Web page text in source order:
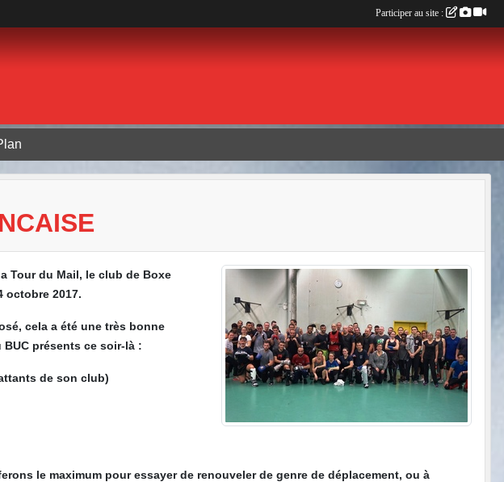
Tour du Mail, le club de Boxe
octobre 2017.
cela a été une très bonne
présents ce soir-là :
de son club)
le maximum pour essayer de renouveler de genre de déplacement, ou à
Participer au site :